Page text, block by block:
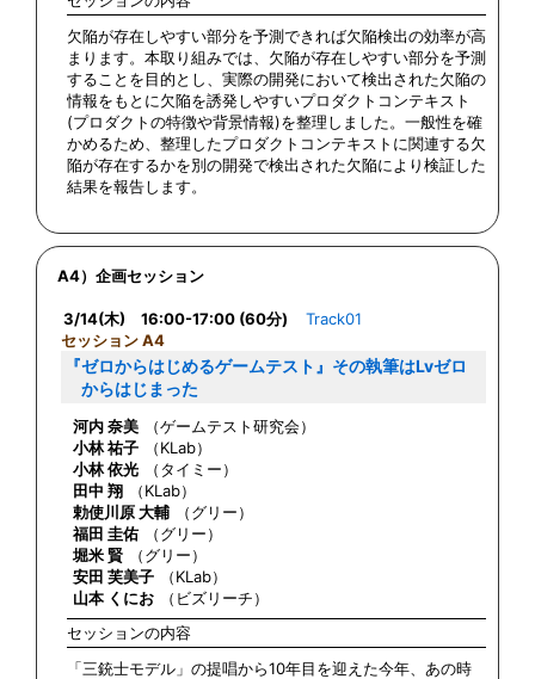
欠陥が存在しやすい部分を予測できれば欠陥検出の効率が高
まります。本取り組みでは、欠陥が存在しやすい部分を予測
することを目的とし、実際の開発において検出された欠陥の
情報をもとに欠陥を誘発しやすいプロダクトコンテキスト
(プロダクトの特徴や背景情報)を整理しました。一般性を確
かめるため、整理したプロダクトコンテキストに関連する欠
陥が存在するかを別の開発で検出された欠陥により検証した
結果を報告します。
A4）企画セッション
3/14(木) 16:00-17:00 (60分)
Track01
セッション A4
『ゼロからはじめるゲームテスト』その執筆はLvゼロ
からはじまった
河内 奈美
（ゲームテスト研究会）
小林 祐子
（KLab）
小林 依光
（タイミー）
田中 翔
（KLab）
勅使川原 大輔
（グリー）
福田 圭佑
（グリー）
堀米 賢
（グリー）
安田 芙美子
（KLab）
山本 くにお
（ビズリーチ）
セッションの内容
「三銃士モデル」の提唱から10年目を迎えた今年、あの時